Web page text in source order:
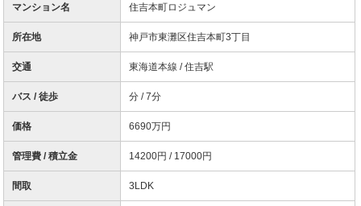
マンション名 住吉本町ロジュマン
所在地 神戸市東灘区住吉本町3丁目
交通 東海道本線 / 住吉駅
バス / 徒歩 分 / 7分
価格 6690万円
管理費 / 積立金 14200円 / 17000円
間取 3LDK